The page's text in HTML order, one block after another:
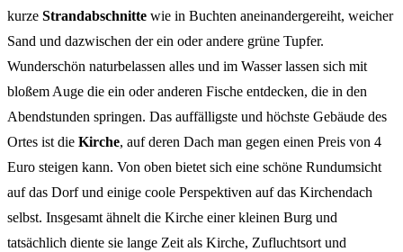
kurze Strandabschnitte wie in Buchten aneinandergereiht, weicher
Sand und dazwischen der ein oder andere grüne Tupfer.
Wunderschön naturbelassen alles und im Wasser lassen sich mit
bloßem Auge die ein oder anderen Fische entdecken, die in den
Abendstunden springen. Das auffälligste und höchste Gebäude des
Ortes ist die Kirche, auf deren Dach man gegen einen Preis von 4
Euro steigen kann. Von oben bietet sich eine schöne Rundumsicht
auf das Dorf und einige coole Perspektiven auf das Kirchendach
selbst. Insgesamt ähnelt die Kirche einer kleinen Burg und
tatsächlich diente sie lange Zeit als Kirche, Zufluchtsort und